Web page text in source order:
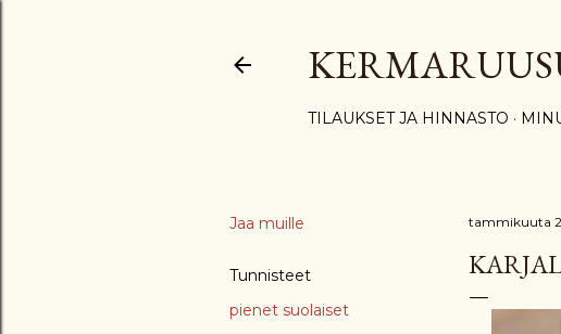
TILAUKSET JA HINNASTO
Jaa muille
Tunnisteet
pienet suolaiset
tammikuuta